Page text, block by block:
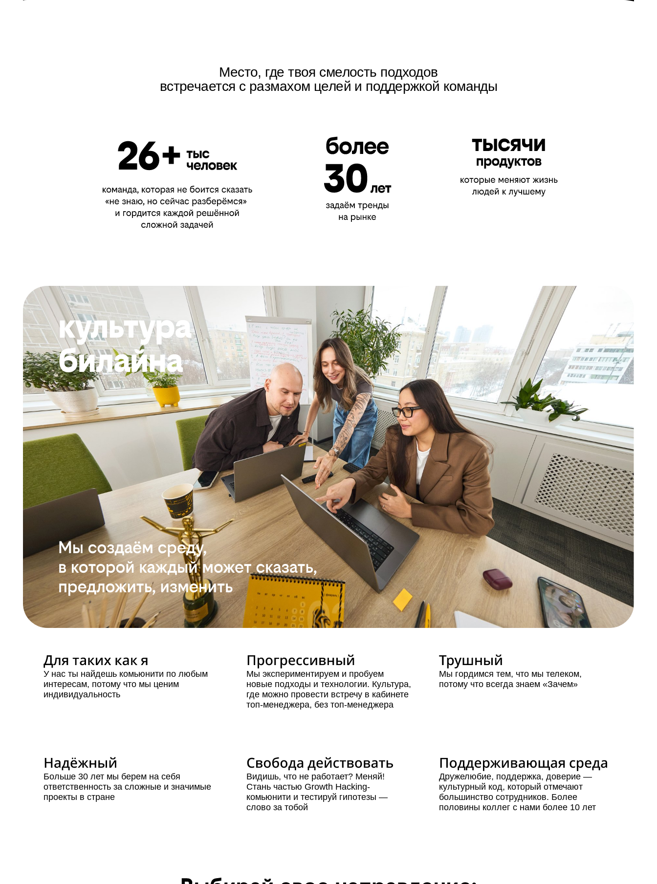
Место, где твоя смелость подходов
встречается с размахом целей и поддержкой команды
У нас ты найдешь комьюнити по любым
интересам, потому что мы ценим
индивидуальность
Мы экспериментируем и пробуем
новые подходы и технологии. Культура,
где можно провести встречу в кабинете
топ-менеджера, без топ-менеджера
Мы гордимся тем, что мы телеком,
потому что всегда знаем «Зачем»
Больше 30 лет мы берем на себя
ответственность за сложные и значимые
проекты в стране
Видишь, что не работает? Меняй!
Стань частью Growth Hacking-
комьюнити и тестируй гипотезы —
слово за тобой
Дружелюбие, поддержка, доверие —
культурный код, который отмечают
большинство сотрудников. Более
половины коллег с нами более 10 лет